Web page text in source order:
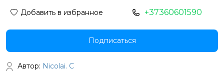
Добавить в избранное +37360601590
Подписаться
Автор: Nicolai. C